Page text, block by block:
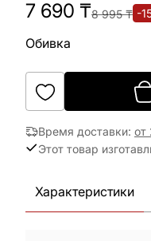
7 690 ₸8 995₸ -
Обивка
Время доставки: от
Этот товар
Характеристики